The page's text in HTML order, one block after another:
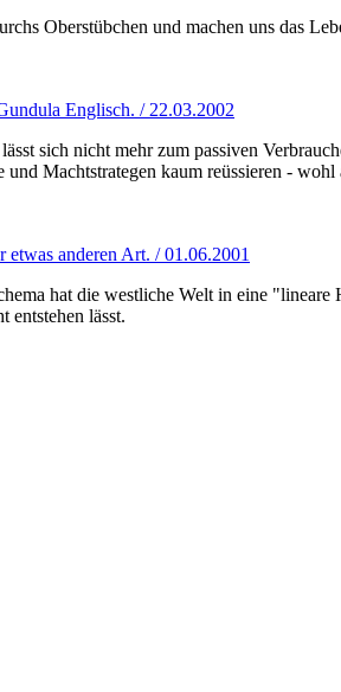
Oberstübchen und machen uns das
Englisch. / 22.03.2002
sich nicht mehr zum passiven
Machtstrategen kaum reüssieren -
anderen Art. / 01.06.2001
hat die westliche Welt in eine
entstehen lässt.